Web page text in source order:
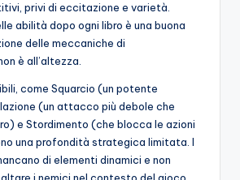
privi di eccitazione e varietà.
abilità dopo ogni libro è una buona
delle meccaniche di
è all’altezza.
come Squarcio (un potente
(un attacco più debole che
e Stordimento (che blocca le azioni
una profondità strategica limitata. I
di elementi dinamici e non